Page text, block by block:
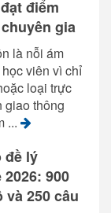
điểm
gia
là nỗi ám
viên vì chỉ
loại trực
giao thông
...
đề lý
900
250 câu